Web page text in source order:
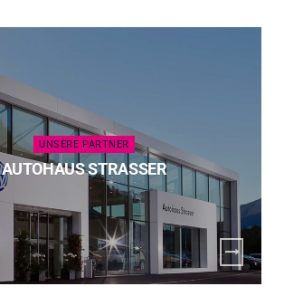
UNSERE PARTNER
AUTOHAUS STRASSER